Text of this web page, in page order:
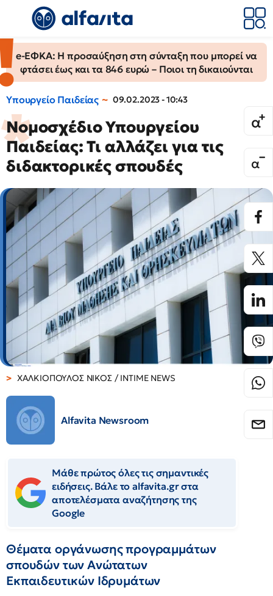
e-ΕΦΚΑ: Η προσαύξηση στη σύνταξη που μπορεί να
φτάσει έως και τα 846 ευρώ – Ποιοι τη δικαιούνται
Υπουργείο Παιδείας 09.02.2023 - 10:43
Νομοσχέδιο Υπουργείου
Παιδείας: Τι αλλάζει για τις
διδακτορικές σπουδές
ΧΑΛΚΙΟΠΟΥΛΟΣ ΝΙΚΟΣ / INTIME NEWS
Alfavita Newsroom
Μάθε πρώτος όλες τις σημαντικές
ειδήσεις. Βάλε το alfavita.gr στα
αποτελέσματα αναζήτησης της
Google
Θέματα οργάνωσης προγραμμάτων
σπουδών των Ανώτατων
Εκπαιδευτικών Ιδρυμάτων